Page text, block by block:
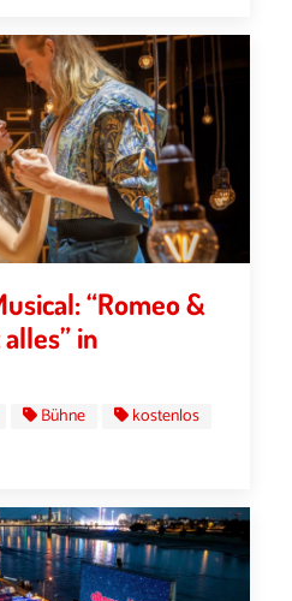
“Romeo &
in
Bühne
kostenlos